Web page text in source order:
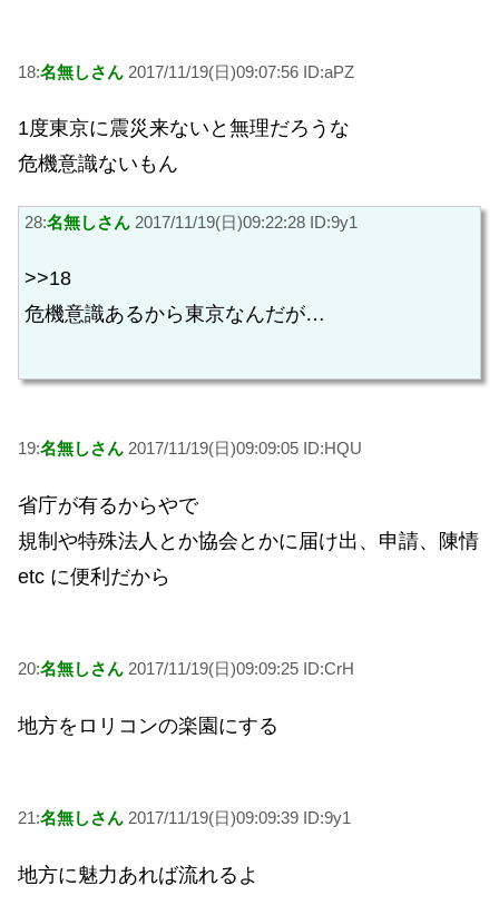
18:名無しさん 2017/11/19(日)09:07:56 ID:aPZ
1度東京に震災来ないと無理だろうな
危機意識ないもん
28:名無しさん 2017/11/19(日)09:22:28 ID:9y1
>>18
危機意識あるから東京なんだが…
19:名無しさん 2017/11/19(日)09:09:05 ID:HQU
省庁が有るからやで
規制や特殊法人とか協会とかに届け出、申請、陳情
etc に便利だから
20:名無しさん 2017/11/19(日)09:09:25 ID:CrH
地方をロリコンの楽園にする
21:名無しさん 2017/11/19(日)09:09:39 ID:9y1
地方に魅力あれば流れるよ